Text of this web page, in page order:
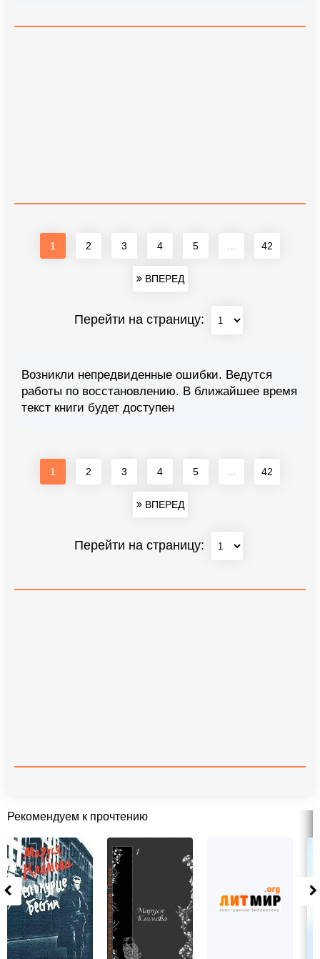
1 2 3 4 5 42
ВПЕРЕД
Перейти на страницу:
Возникли непредвиденные ошибки. Ведутся
работы по восстановлению. В ближайшее время
текст книги будет доступен
1 2 3 4 5 42
ВПЕРЕД
Перейти на страницу:
Рекомендуем к прочтению